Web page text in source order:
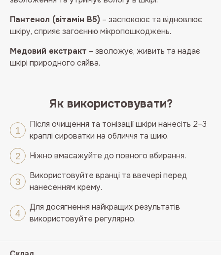
Пантенол (вітамін B5) – заспокоює та відновлює
шкіру, сприяє загоєнню мікропошкоджень.
Медовий екстракт – зволожує, живить та надає
шкірі природного сяйва.
Як використовувати?
Після очищення та тонізації шкіри нанесіть 2–3
краплі сироватки на обличчя та шию.
Ніжно вмасажуйте до повного вбирання.
Використовуйте вранці та ввечері перед
нанесенням крему.
Для досягнення найкращих результатів
використовуйте регулярно.